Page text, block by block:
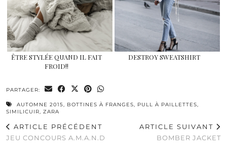
ÊTRE STYLÉE QUAND IL FAIT
FROID!!
DESTROY SWEATSHIRT
PARTAGER:
AUTOMNE 2015, BOTTINES À FRANGES, PULL À PAILLETTES,
SIMILICUIR, ZARA
ARTICLE PRÉCÉDENT
JEU CONCOURS A.M.A.N.D
ARTICLE SUIVANT
BOMBER JACKET